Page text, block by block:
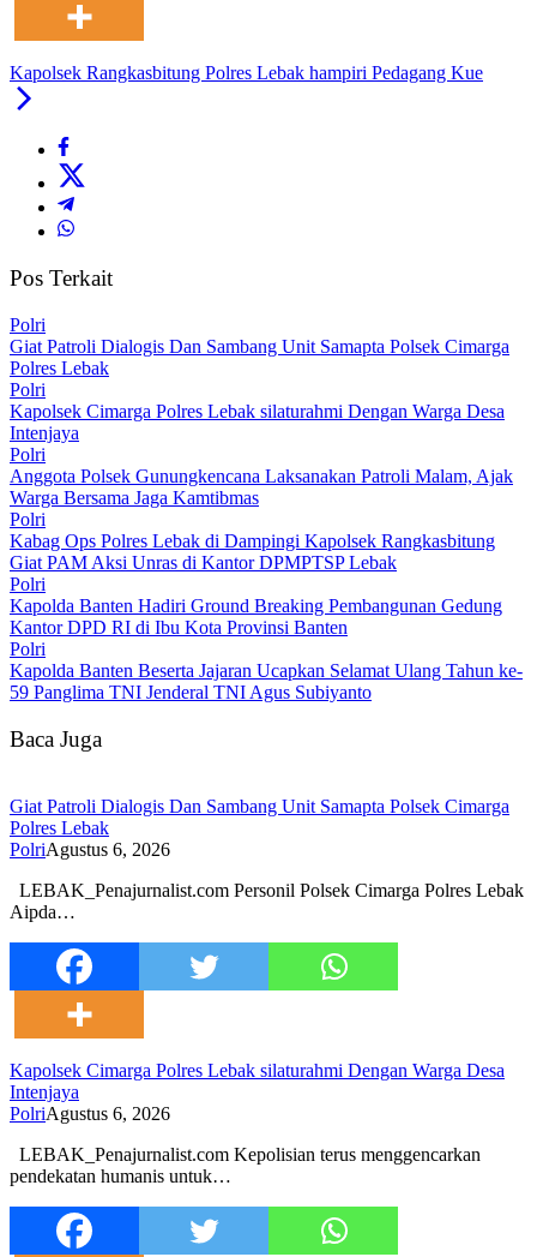
Kapolsek Rangkasbitung Polres Lebak hampiri Pedagang Kue
Pos Terkait
Polri
Giat Patroli Dialogis Dan Sambang Unit Samapta Polsek Cimarga
Polres Lebak
Polri
Kapolsek Cimarga Polres Lebak silaturahmi Dengan Warga Desa
Intenjaya
Polri
Anggota Polsek Gunungkencana Laksanakan Patroli Malam, Ajak
Warga Bersama Jaga Kamtibmas
Polri
Kabag Ops Polres Lebak di Dampingi Kapolsek Rangkasbitung
Giat PAM Aksi Unras di Kantor DPMPTSP Lebak
Polri
Kapolda Banten Hadiri Ground Breaking Pembangunan Gedung
Kantor DPD RI di Ibu Kota Provinsi Banten
Polri
Kapolda Banten Beserta Jajaran Ucapkan Selamat Ulang Tahun ke-
59 Panglima TNI Jenderal TNI Agus Subiyanto
Baca Juga
Giat Patroli Dialogis Dan Sambang Unit Samapta Polsek Cimarga
Polres Lebak
PolriAgustus 6, 2026
LEBAK_Penajurnalist.com Personil Polsek Cimarga Polres Lebak
Aipda…
Kapolsek Cimarga Polres Lebak silaturahmi Dengan Warga Desa
Intenjaya
PolriAgustus 6, 2026
LEBAK_Penajurnalist.com Kepolisian terus menggencarkan
pendekatan humanis untuk…